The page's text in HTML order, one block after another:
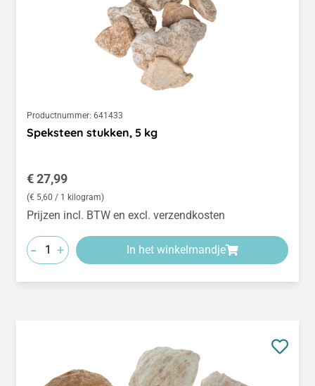
Productnummer: 641433
Speksteen stukken, 5 kg
Normale prijs:
€ 27,99
(€ 5,60 / 1 kilogram)
Prijzen incl. BTW en excl. verzendkosten
- + In het winkelmandje